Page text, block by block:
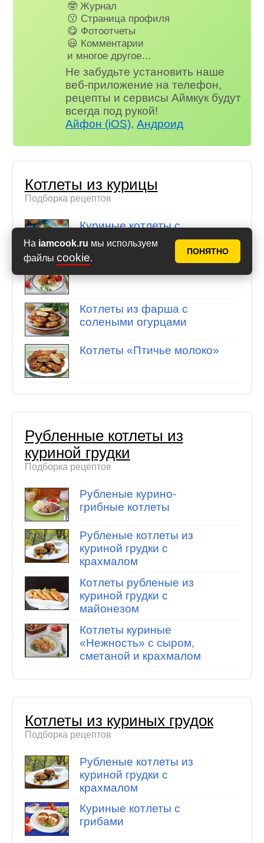
На iamcook.ru мы используем
файлы cookie.
ПОНЯТНО
🤓 Журнал
😗 Страница профиля
😋 Фотоотчеты
😃 Комментарии
и многое другое…
Не забудьте установить наше
веб-приложение на телефон,
рецепты и сервисы Аймкук будут
всегда под рукой!
Айфон (iOS),Андроид
Котлеты из курицы
Подборка рецептов
Куриные котлеты с
овощами
Куриные зразы с печенью
Котлеты из фарша с
солеными огурцами
Котлеты «Птичье молоко»
Рубленные котлеты из
куриной грудки
Подборка рецептов
Рубленые курино-
грибные котлеты
Рубленые котлеты из
куриной грудки с
крахмалом
Котлеты рубленые из
куриной грудки с
майонезом
Котлеты куриные
«Нежность» с сыром,
сметаной и крахмалом
Котлеты из куриных грудок
Подборка рецептов
Рубленые котлеты из
куриной грудки с
крахмалом
Куриные котлеты с
грибами